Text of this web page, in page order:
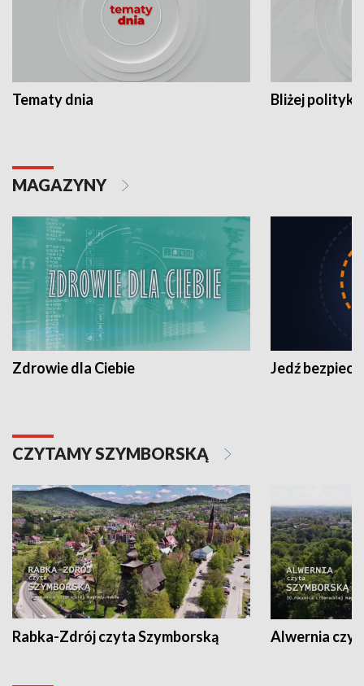
Tematy dnia Bliżej polityki
MAGAZYNY
Zdrowie dla Ciebie Jedź
CZYTAMY SZYMBORSKĄ
Rabka-Zdrój czyta Szymborską Alwernia